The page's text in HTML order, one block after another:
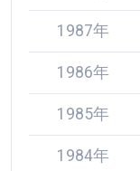
1987年
1986年
1985年
1984年